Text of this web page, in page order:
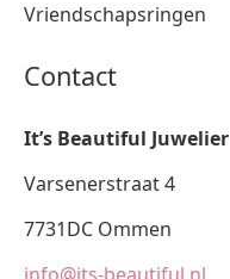
Vriendschapsringen
Contact
It’s Beautiful Juwelier
Varsenerstraat 4
7731DC Ommen